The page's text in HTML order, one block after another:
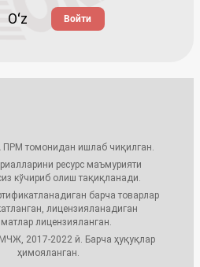
Oʻz Войти
ПРМ томонидан ишлаб чиқилган.
ресурс маъмурияти
кўчириб олиш тақиқланади.
барча товарлар
лицензияланадиган
лицензияланган.
2017-2022 й. Барча ҳуқуқлар
ҳимояланган.